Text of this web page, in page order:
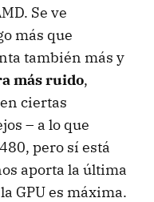
. Se ve
más que
también más y
más ruido,
ciertas
– a lo que
480, pero sí está
aporta la última
GPUes máxima.